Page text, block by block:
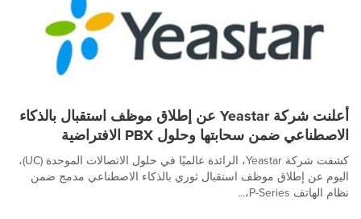
أعلنت شركة Yeastar عن إطلاق موظف استقبال بالذكاء
الاصطناعي ضمن سحابتها وحلول PBX الافتراضية
كشفت شركة Yeastar، الرائدة عالميًا في حلول الاتصالات الموحدة (UC)،
اليوم عن إطلاق موظف استقبال ثوري بالذكاء الاصطناعي مدمج ضمن
نظام الهاتف P-Series،...